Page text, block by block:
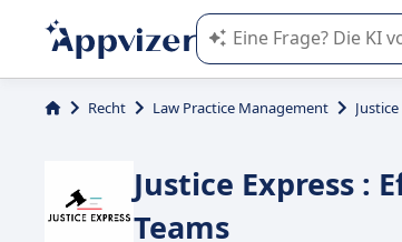
Die KI von Appvizer
Recht Law Practice Management
Justice Express :
Teams